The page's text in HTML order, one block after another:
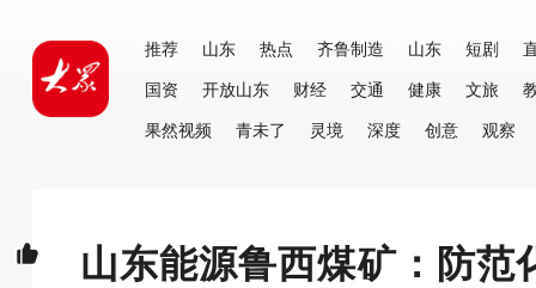
推荐 山东 热点 齐鲁制造 山东 短剧
国资
开放山东 财经 交通 健康 文旅
果然视频
青未了 灵境 深度 创意 观察
山东能源鲁西煤矿：防范